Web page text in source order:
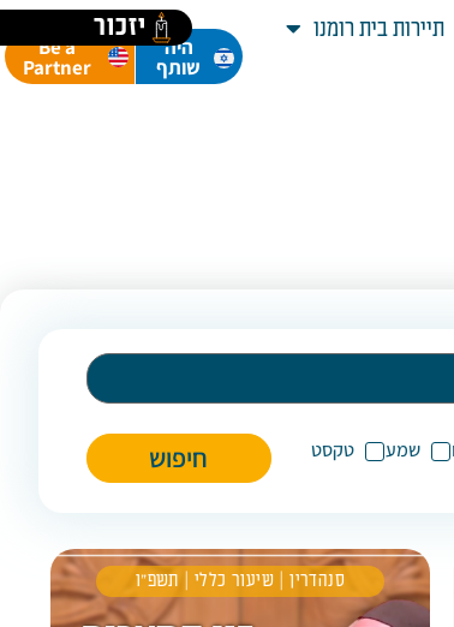
יזכור תיירות בית רומנו
היה
שותף
Be a
Partner
שמע טקסט חיפוש
סנהדרין | שיעור כללי | תשפ"ו